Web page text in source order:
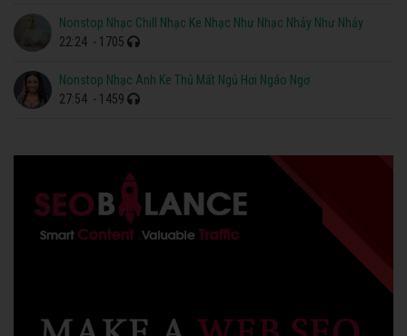
Nonstop Nhạc Chill Nhạc Ke Nhạc Như Nhạc Nhảy Như Nhảy
22:24 - 1705
Nonstop Nhạc Anh Ke Thủ Mất Ngủ Hơi Ngáo Ngơ
27:54 - 1459